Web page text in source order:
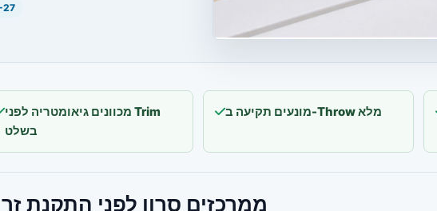
27
מכוונים גיאומטריה לפני Trim
בשלט
מונעים תקיעה ב-Throw מלא
ממרכזים סרוו לפני התקנת